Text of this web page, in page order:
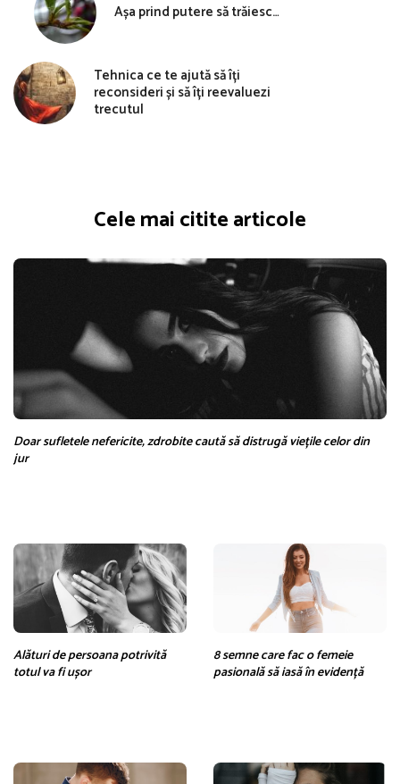
Așa prind putere să trăiesc…
Tehnica ce te ajută să îți
reconsideri și să îți reevaluezi
trecutul
Cele mai citite articole
Doar sufletele nefericite, zdrobite caută să distrugă viețile celor din
jur
Alături de persoana potrivită
totul va fi ușor
8 semne care fac o femeie
pasională să iasă în evidență